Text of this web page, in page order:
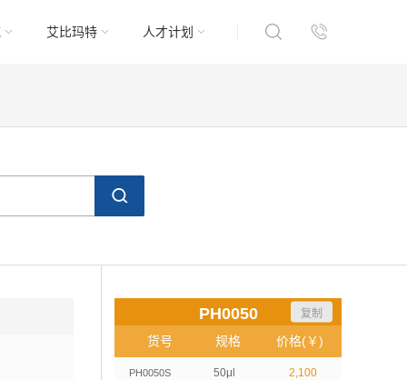
艾比玛特 人才计划
PH0050 复制
货号 规格 价格(￥)
PH0050S 50μl 2,100